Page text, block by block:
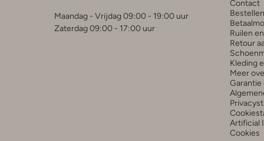
Maandag - Vrijdag 09:00 - 19:00 uur
Zaterdag 09:00 - 17:00 uur
Contact
Ruilen
Retour
Kleding
Meer
Garantie
Artificial
Cookies